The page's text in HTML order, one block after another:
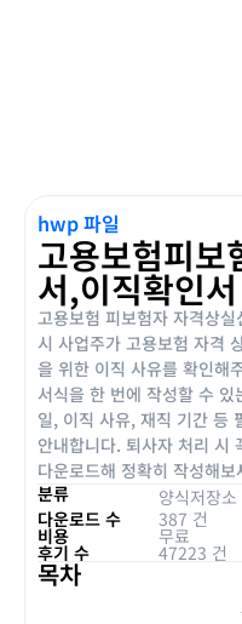
hwp 파일
고용보험피보
서,이직확인서
고용보험 피보험자 자격상
시 사업주가 고용보험 자격
을 위한 이직 사유를 확인해
서식을 한 번에 작성할 수
일, 이직 사유, 재직 기간 등
안내합니다. 퇴사자 처리 시
다운로드해 정확히 작성해보
분류
양식저장소
다운로드 수
387 건
비용 무료
후기 수 47223 건
목차